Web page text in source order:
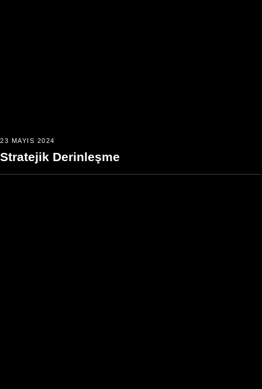
23 MAYIS 2024
Stratejik Derinleşme